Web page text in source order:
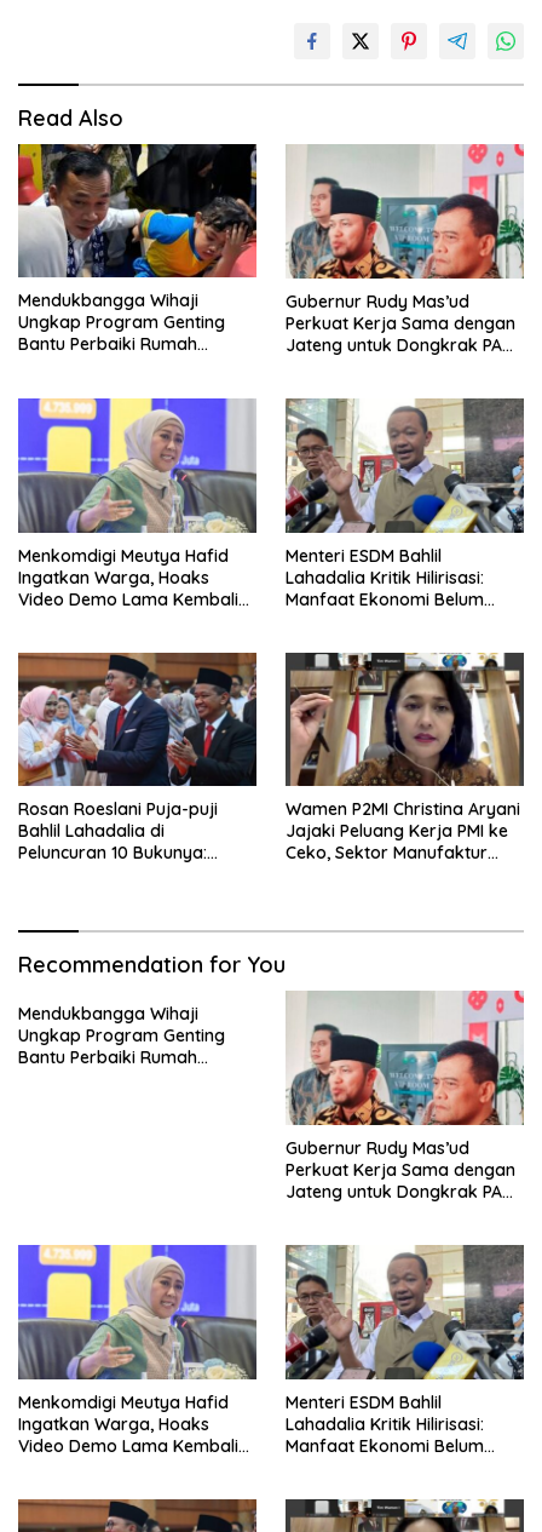
Read Also
Mendukbangga Wihaji
Ungkap Program Genting
Bantu Perbaiki Rumah
Gubernur Rudy Mas’ud
Perkuat Kerja Sama dengan
Jateng untuk Dongkrak PAD
Menkomdigi Meutya Hafid
Ingatkan Warga, Hoaks
Video Demo Lama Kembali
Menteri ESDM Bahlil
Lahadalia Kritik Hilirisasi:
Manfaat Ekonomi Belum
Rosan Roeslani Puja-puji
Bahlil Lahadalia di
Peluncuran 10 Bukunya:
Wamen P2MI Christina Aryani
Jajaki Peluang Kerja PMI ke
Ceko, Sektor Manufaktur
Recommendation for You
Mendukbangga Wihaji
Ungkap Program Genting
Bantu Perbaiki Rumah
Gubernur Rudy Mas’ud
Perkuat Kerja Sama dengan
Jateng untuk Dongkrak PAD
Menkomdigi Meutya Hafid
Ingatkan Warga, Hoaks
Video Demo Lama Kembali
Menteri ESDM Bahlil
Lahadalia Kritik Hilirisasi:
Manfaat Ekonomi Belum